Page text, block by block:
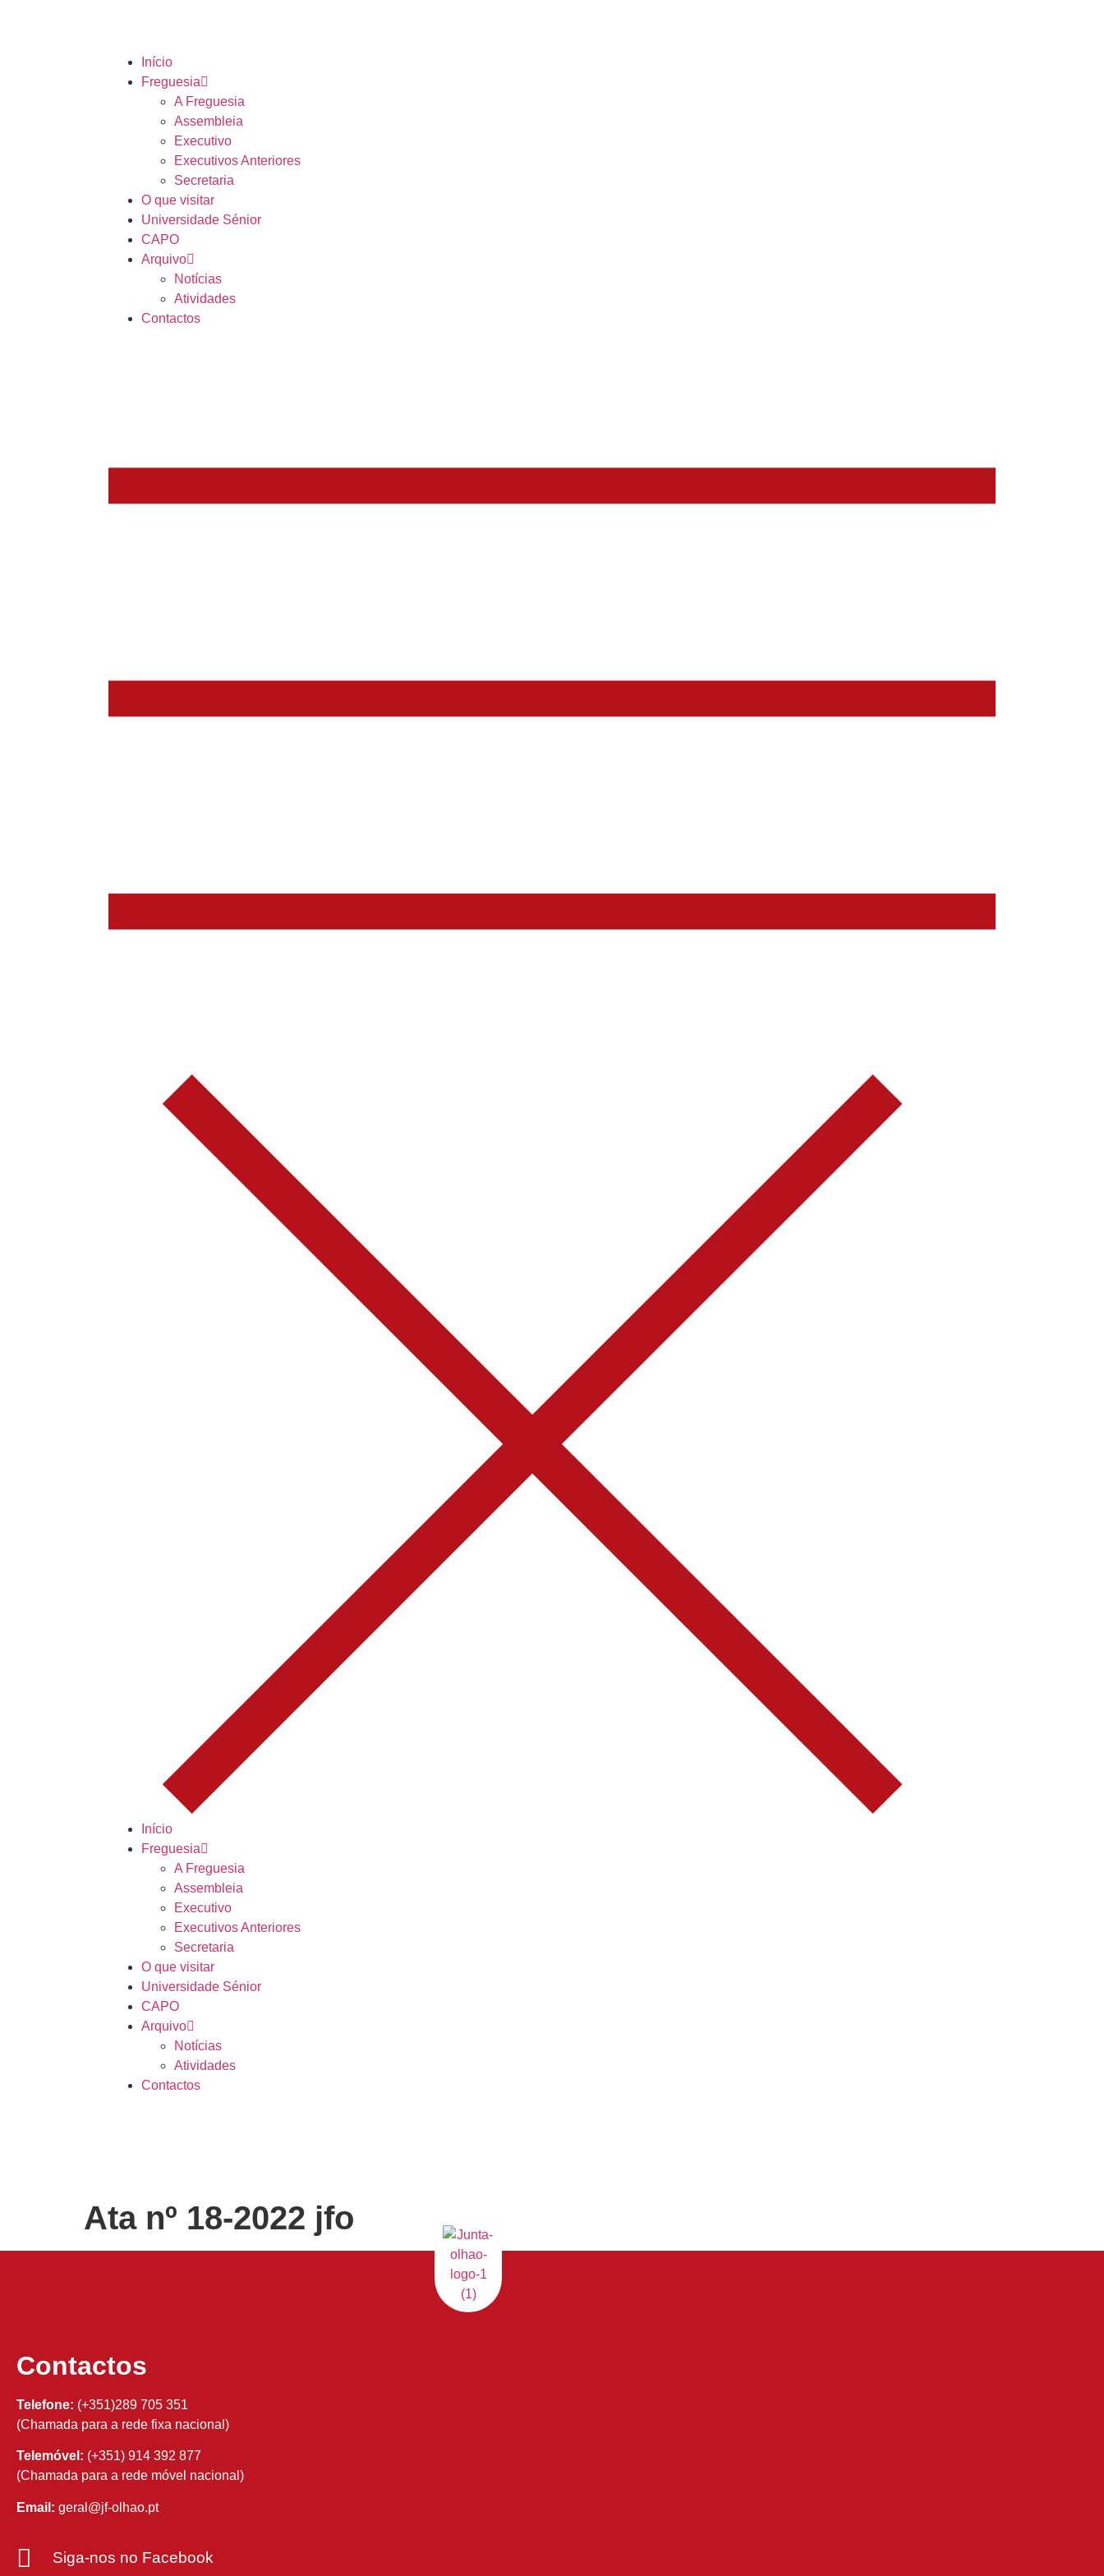
Início
Freguesia
A Freguesia
Assembleia
Executivo
Executivos Anteriores
Secretaria
O que visitar
Universidade Sénior
CAPO
Arquivo
Notícias
Atividades
Contactos
Início
Freguesia
A Freguesia
Assembleia
Executivo
Executivos Anteriores
Secretaria
O que visitar
Universidade Sénior
CAPO
Arquivo
Notícias
Atividades
Contactos
Ata nº 18-2022 jfo
Contactos
Telefone: (+351)289 705 351
(Chamada para a rede fixa nacional)
Telemóvel: (+351) 914 392 877
(Chamada para a rede móvel nacional)
Email: geral@jf-olhao.pt
Siga-nos no Facebook